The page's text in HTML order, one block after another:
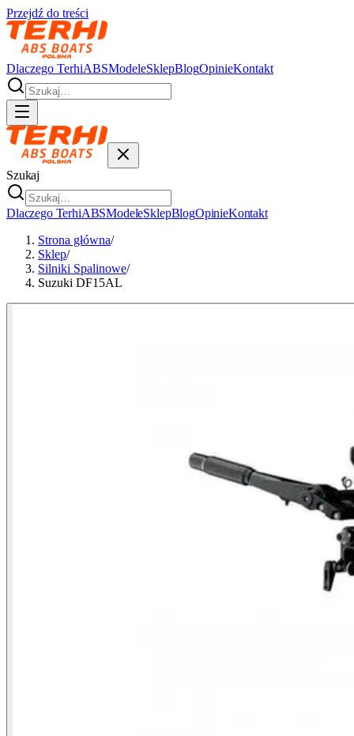
Przejdź do treści
Dlaczego TerhiABSModeleSklepBlogOpinieKontakt
Szukaj
Dlaczego TerhiABSModeleSklepBlogOpinieKontakt
Strona główna/
Sklep/
Silniki Spalinowe/
Suzuki DF15AL